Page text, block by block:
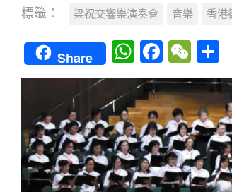
標籤： 梁祝交響樂演奏會 音樂 香港
Share WhatsApp